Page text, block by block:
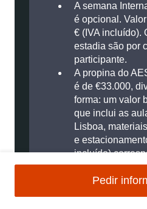
A semana
é opcional.
€ (IVA incluído).
estadia são por
participante.
A propina do
é de €33.000,
forma: um valor
que inclui as
Lisboa,
e
incluído)
semana
obrigatória em
Pedir